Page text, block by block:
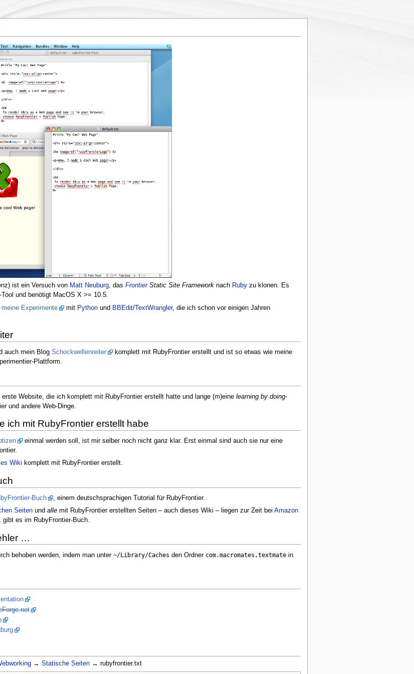
ist ein Versuch von Matt Neuburg, das FrontierStatic Site Frameworknach Rubyzu klonen. Es
Tool und benötigt MacOS X >= 10.5.
meine Experimente mit Pythonund BBEdit/TextWrangler, die ich schon vor einigen Jahren
auch mein Blog Schockwellenreiter
komplett mit RubyFrontier erstellt und ist so etwas wie meine
Plattform.
Website, die ich komplett mit RubyFrontier erstellt hatte und lange (m)eine learning by doing-
und andere Web-Dinge.
ich mit RubyFrontier erstellt habe
einmal werden soll, ist mir selber noch nicht ganz klar. Erst einmal sind auch sie nur eine
Wiki komplett mit RubyFrontier erstellt.
Buch
, einem deutschsprachigen Tutorial für RubyFrontier.
Seitenund allemit RubyFrontier erstellten Seiten – auch dieses Wiki – liegen zur Zeit bei Amazon
gibt es im RubyFrontier-Buch.
…
behoben werden, indem man unter ~/Library/Caches den Ordner com.macromates.textmatein
→ Statische Seiten→ rubyfrontier.txt